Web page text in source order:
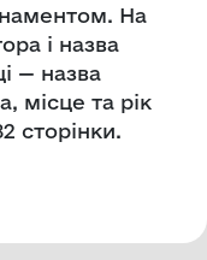
На
і назва
— назва
місце та рік
сторінки.